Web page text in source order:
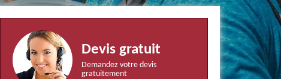
Devis gratuit
Demandez votre devis
gratuitement